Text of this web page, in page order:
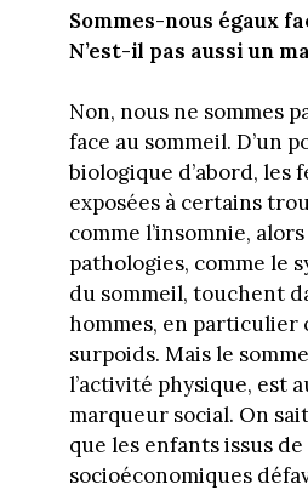
Sommes-nous égaux
N’est-il pas aussi un
Non, nous ne sommes
face au sommeil. D’un
biologique d’abord, les
exposées à certains
comme l’insomnie,
pathologies, comme le
du sommeil, touchent
hommes, en particulier
surpoids. Mais le
l’activité physique, est
marqueur social. On
que les enfants issus
socioéconomiques